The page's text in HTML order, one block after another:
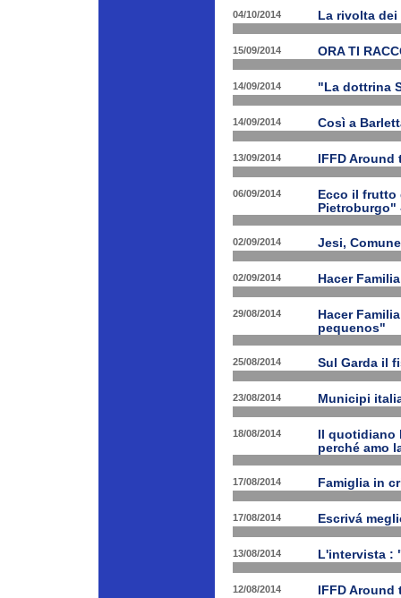
04/10/2014 La rivolta
15/09/2014 ORA TI
14/09/2014 "La dottrina
14/09/2014 Così a
13/09/2014 IFFD
06/09/2014
Ecco il frutto
Pietroburgo"
02/09/2014 Jesi,
02/09/2014 Hacer
29/08/2014
Hacer
pequenos"
25/08/2014 Sul Garda il
23/08/2014 Municipi
18/08/2014
Il
perché amo
17/08/2014 Famiglia in
17/08/2014 Escrivá
13/08/2014 L'intervista :
12/08/2014 IFFD